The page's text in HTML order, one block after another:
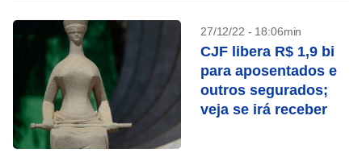
27/12/22 - 18:06min
CJF libera R$ 1,9 bi
para aposentados e
outros segurados;
veja se irá receber